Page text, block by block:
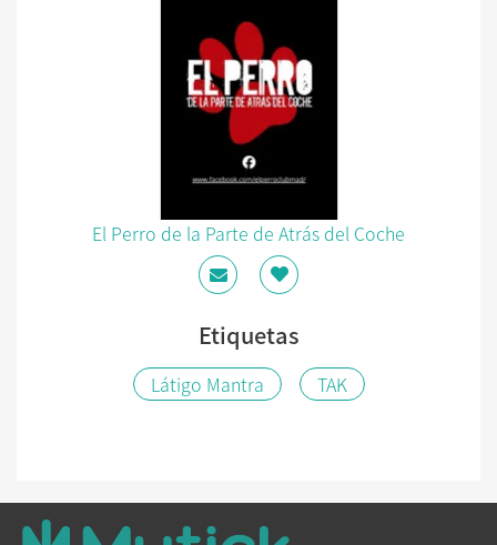
El Perro de la Parte de Atrás del Coche
Etiquetas
Látigo Mantra TAK